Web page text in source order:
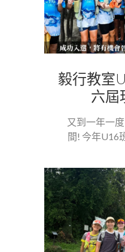
毅行教室
六屆
又到一年一
間! 今年U16